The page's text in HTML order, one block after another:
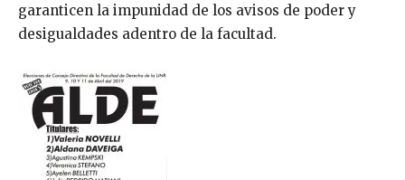
garanticen la impunidad de los avisos de poder y
desigualdades adentro de la facultad.